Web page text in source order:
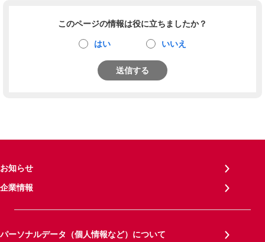
このページの情報は役に立ちましたか？
はい いいえ
送信する
お知らせ
企業情報
パーソナルデータ（個人情報など）について